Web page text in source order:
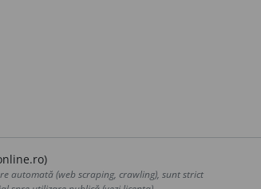
automată (web scraping, crawling), sunt strict